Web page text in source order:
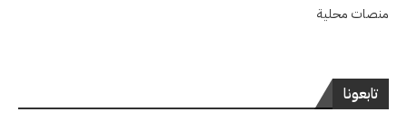
منصات محلية
تابعونا